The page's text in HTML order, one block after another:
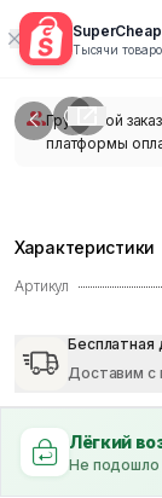
Тысячи
1/
Групповой
платформы
Характеристики
Артикул
Бесплатная
Доставим
Лёгкий
Не подошло